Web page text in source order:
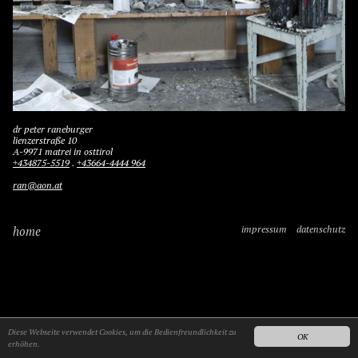
OK
Diese Webseite verwendet Cookies, um die Bedienfreundlichkeit zu
erhöhen.
dr peter raneburger
lienzerstraße 10
A-9971 matrei in osttirol
+434875-5519. +43664-4444 964
ran@aon.at
home impressum datenschutz